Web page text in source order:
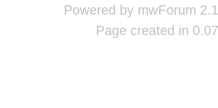
Powered by mwForum
Page created in